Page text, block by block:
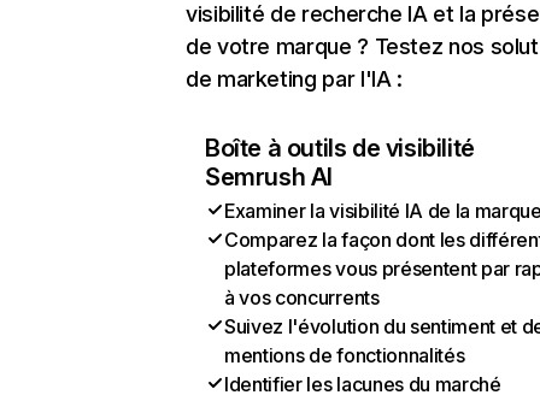
visibilité de recherche IA et la
de votre marque ? Testez nos
de marketing par l'IA :
Boîte à outils de visibilité
Semrush AI
Examiner la visibilité IA de la
Comparez la façon dont les
plateformes vous présentent par
à vos concurrents
Suivez l'évolution du sentiment et
mentions de fonctionnalités
Identifier les lacunes du marché